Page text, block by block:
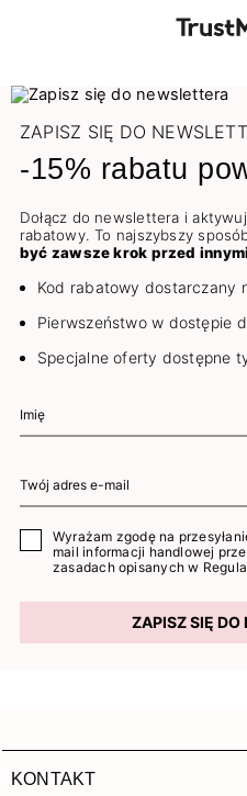
ZAPISZ SIĘ DO
-15% rabatu
Dołącz do newslettera i
rabatowy. To najszybszy
być zawsze krok przed
Kod rabatowy dostarczany
Pierwszeństwo w dostępie
Specjalne oferty dostępne
Wyrażam zgodę na
mail informacji handlowej
zasadach opisanych w
ZAPISZ SIĘ DO
KONTAKT